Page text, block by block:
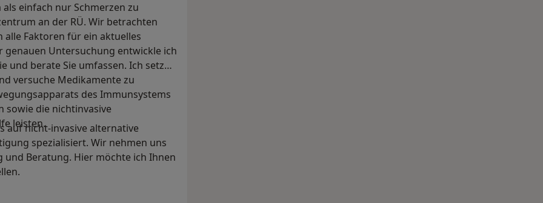
einfach nur Schmerzen zu
an der RÜ. Wir betrachten
alle Faktoren für ein aktuelles
genauen Untersuchung entwickle ich
und berate Sie umfassen. Ich setze
versuche Medikamente zu
des Immunsystems
sowie die nichtinvasive
leisten.
auf nicht-invasive alternative
spezialisiert. Wir nehmen uns
Beratung. Hier möchte ich Ihnen